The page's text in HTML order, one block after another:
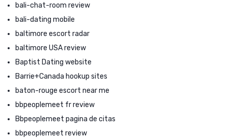
bali-chat-room review
bali-dating mobile
baltimore escort radar
baltimore USA review
Baptist Dating website
Barrie+Canada hookup sites
baton-rouge escort near me
bbpeoplemeet fr review
Bbpeoplemeet pagina de citas
bbpeoplemeet review